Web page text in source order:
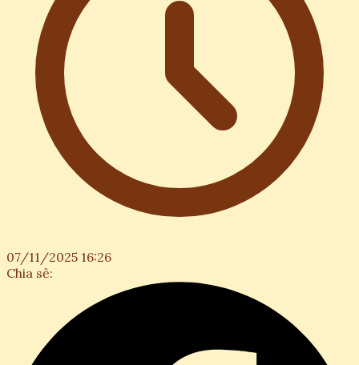
07/11/2025 16:26
Chia sẻ: